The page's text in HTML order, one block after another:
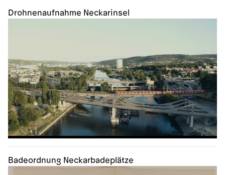
Drohnenaufnahme Neckarinsel
Badeordnung Neckarbadeplätze